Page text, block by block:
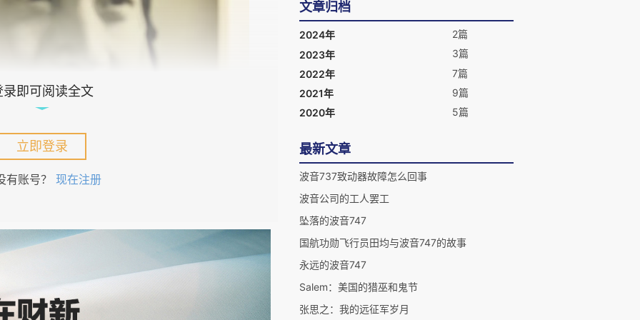
录即可阅读全文
立即登录
有账号？ 现在注册
飞机运行在中国境内的工程技术问题的管
理。2015年退休。业余时间出版《飞机
飞行和我——飞上蓝天不是梦》（中国科
学技术出版社）、《私人轻型飞机飞行基
础——美国FAA地面操作学习指导》（中
国科学技术出版社2004年3月出版）。 其
中，《私人轻型飞机飞行基础——美国
FAA地面操作学习指导》，是中国（包括
台湾地区和香港地区）第一本关于私人轻
书店发行。
文章归档
2024年
2篇
2023年
3篇
2022年
7篇
2021年
9篇
2020年
5篇
最新文章
波音737致动器故障怎么回事
波音公司的工人罢工
坠落的波音747
国航功勋飞行员田均与波音747的故事
永远的波音747
Salem：美国的猎巫和鬼节
张思之：我的远征军岁月